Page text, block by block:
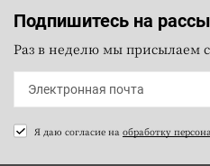
Подпишитесь на
Раз в неделю мы присылаем
Я даю согласие на обработку